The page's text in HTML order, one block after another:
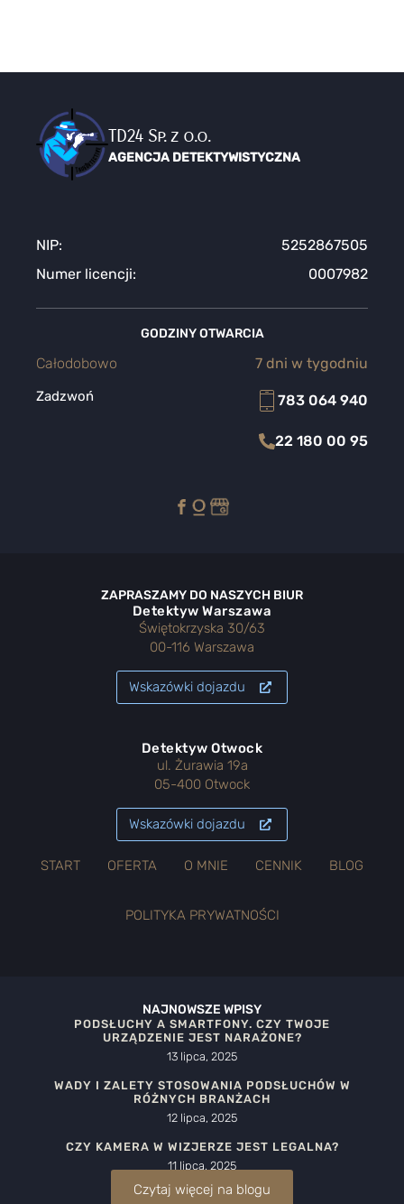
TD24 Sp. z o.o.
AGENCJA DETEKTYWISTYCZNA
NIP:
5252867505
Numer licencji:
0007982
GODZINY OTWARCIA
Całodobowo 7 dni w tygodniu
Zadzwoń 783 064 940
22 180 00 95
ZAPRASZAMY DO NASZYCH BIUR
Detektyw Warszawa
Świętokrzyska 30/63
00-116 Warszawa
Wskazówki dojazdu
Detektyw Otwock
ul. Żurawia 19a
05-400 Otwock
Wskazówki dojazdu
START OFERTA O MNIE CENNIK BLOG
POLITYKA PRYWATNOŚCI
NAJNOWSZE WPISY
PODSŁUCHY A SMARTFONY. CZY TWOJE
URZĄDZENIE JEST NARAŻONE?
13 lipca, 2025
WADY I ZALETY STOSOWANIA PODSŁUCHÓW W
RÓŻNYCH BRANŻACH
12 lipca, 2025
CZY KAMERA W WIZJERZE JEST LEGALNA?
11 lipca, 2025
Czytaj więcej na blogu